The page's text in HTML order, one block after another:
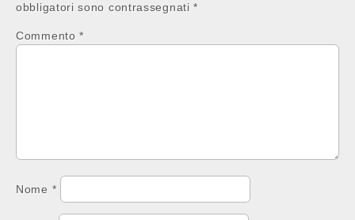
obbligatori sono contrassegnati*
Commento*
Nome *